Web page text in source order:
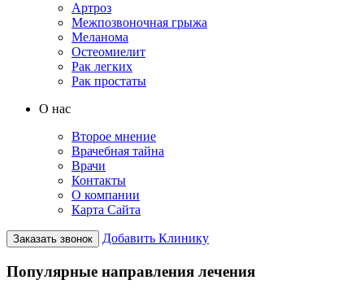
Артроз
Межпозвоночная грыжа
Меланома
Остеомиелит
Рак легких
Рак простаты
О нас
Второе мнение
Врачебная тайна
Врачи
Контакты
О компании
Карта Сайта
Заказать звонок Добавить Клинику
Популярные направления лечения